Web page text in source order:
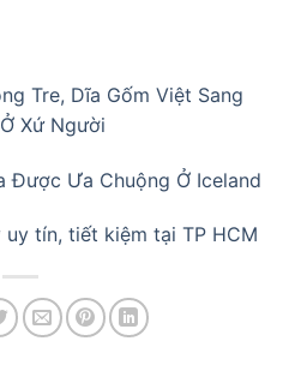
Tre, Dĩa Gốm Việt Sang
Xứ Người
Được Ưa Chuộng Ở Iceland
tín, tiết kiệm tại TP HCM